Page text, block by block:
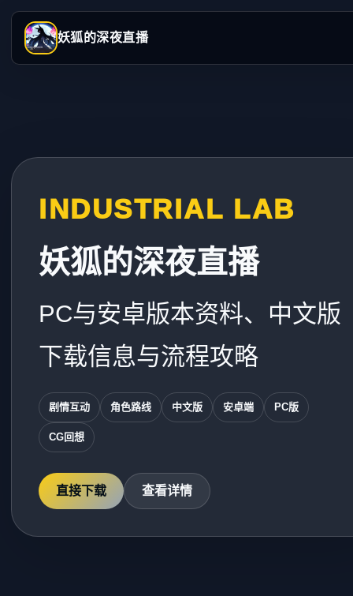
妖狐的深夜直播
INDUSTRIAL LAB
妖狐的深夜直播
PC与安卓版本资料、中文版
下载信息与流程攻略
剧情互动 角色路线 中文版 安卓端 PC版
CG回想
直接下载 查看详情